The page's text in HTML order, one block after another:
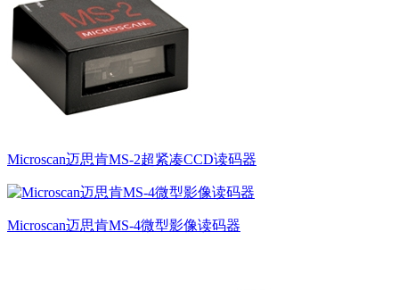
Microscan迈思肯MS-2超紧凑CCD读码器
Microscan迈思肯MS-4微型影像读码器